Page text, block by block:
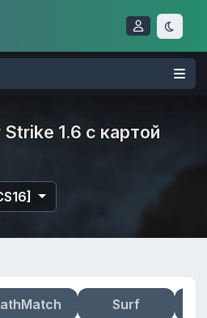
1.6 с картой
игру [CS16]
Surf